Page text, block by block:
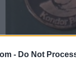
- Do Not